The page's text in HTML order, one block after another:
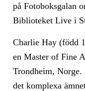
på Fotoboksgalan
Biblioteket Live i
Charlie Hay (född
en Master of Fine
Trondheim, Norge.
det komplexa